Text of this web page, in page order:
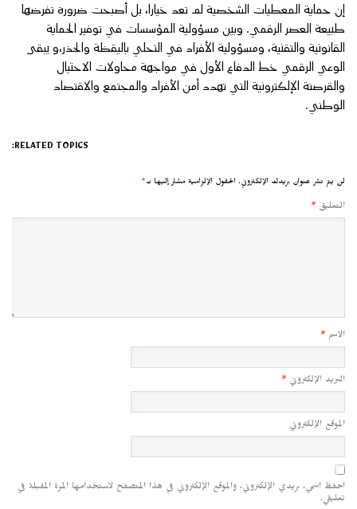
إن حماية المعطيات الشخصية لم تعد خيارا، بل أصبحت ضرورة تفرضها
طبيعة العصر الرقمي. وبين مسؤولية المؤسسات في توفير الحماية
القانونية والتقنية، ومسؤولية الأفراد في التحلي باليقظة والحذر،و يبقى
الوعي الرقمي خط الدفاع الأول في مواجهة محاولات الاحتيال
والقرصنة الإلكترونية التي تهدد أمن الأفراد والمجتمع والاقتصاد
الوطني.
RELATED TOPICS:
لن يتم نشر عنوان بريدك الإلكتروني. الحقول الإلزامية مشار إليها بـ*
التعليق *
الاسم *
البريد الإلكتروني *
الموقع الإلكتروني
احفظ اسمي، بريدي الإلكتروني، والموقع الإلكتروني في هذا المتصفح لاستخدامها المرة المقبلة في
تعليقي.